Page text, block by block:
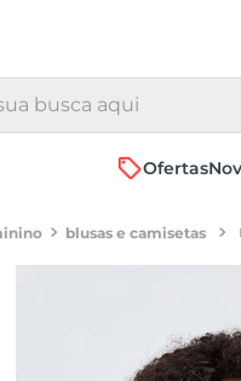
busca aqui
Ofertas
blusas e camisetas